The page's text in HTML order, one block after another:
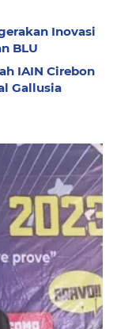
Inovasi
BLU
IAIN Cirebon
Gallusia